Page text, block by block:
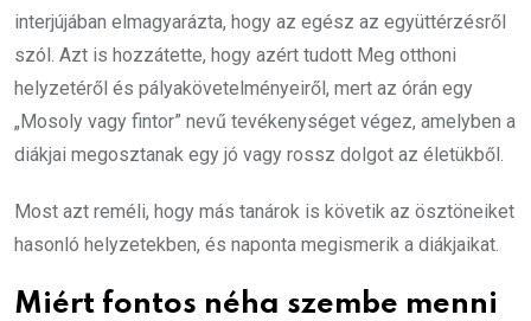
interjújában elmagyarázta, hogy az egész az együttérzésről
szól. Azt is hozzátette, hogy azért tudott Meg otthoni
helyzetéről és pályakövetelményeiről, mert az órán egy
„Mosoly vagy fintor” nevű tevékenységet végez, amelyben a
diákjai megosztanak egy jó vagy rossz dolgot az életükből.
Most azt reméli, hogy más tanárok is követik az ösztöneiket
hasonló helyzetekben, és naponta megismerik a diákjaikat.
Miért fontos néha szembe menni